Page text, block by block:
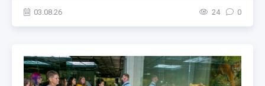
03.08.26 24 0